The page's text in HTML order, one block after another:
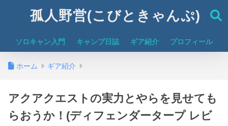
孤人野営(こびときゃんぷ)
ソロキャン入門 キャンプ日誌 ギア紹介 プロフィール
ホーム ギア紹介
アクアクエストの実力とやらを見せても
らおうか！(ディフェンダータープ レビ